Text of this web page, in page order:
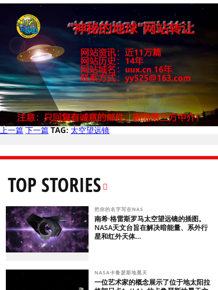
上一篇下一篇TAG:太空望远镜
TOP STORIES
把你的名字写在NAS
南希·格雷斯罗马太空望远镜的插图。
NASA天文台旨在解决暗能量、系外行
星和红外天体...
NASA卡鲁瑟斯地冕天
一位艺术家的概念展示了位于地太阳拉